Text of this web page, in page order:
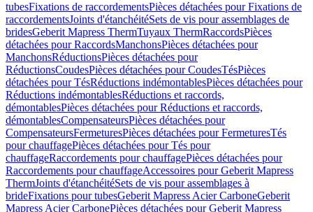
tubesFixations de raccordementsPièces détachées pour Fixations de
raccordementsJoints d'étanchéitéSets de vis pour assemblages de
bridesGeberit Mapress ThermTuyaux ThermRaccordsPièces
détachées pour RaccordsManchonsPièces détachées pour
ManchonsRéductionsPièces détachées pour
RéductionsCoudesPièces détachées pour CoudesTésPièces
détachées pour TésRéductions indémontablesPièces détachées pour
Réductions indémontablesRéductions et raccords,
démontablesPièces détachées pour Réductions et raccords,
démontablesCompensateursPièces détachées pour
CompensateursFermeturesPièces détachées pour FermeturesTés
pour chauffagePièces détachées pour Tés pour
chauffageRaccordements pour chauffagePièces détachées pour
Raccordements pour chauffageAccessoires pour Geberit Mapress
ThermJoints d'étanchéitéSets de vis pour assemblages à
brideFixations pour tubesGeberit Mapress Acier CarboneGeberit
Mapress Acier CarbonePièces détachées pour Geberit Mapress